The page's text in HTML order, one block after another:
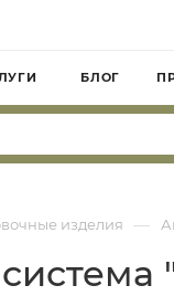
БЛОГ
изделия —